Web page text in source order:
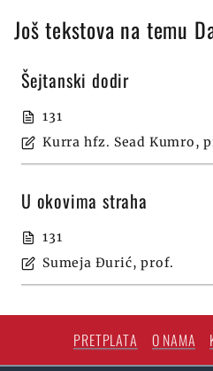
Još tekstova na temu
Šejtanski dodir
131
Kurra hfz. Sead Kumro,
U okovima straha
131
Sumeja Ðurić, prof.
PRETPLATA O NAMA